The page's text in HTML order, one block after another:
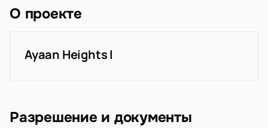
О проекте
Ayaan Heights I
Разрешение и документы